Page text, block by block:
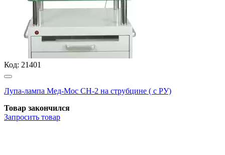
Код: 21401
Лупа-лампа Мед-Мос СН-2 на струбцине ( с РУ)
Товар закончился
Запросить товар